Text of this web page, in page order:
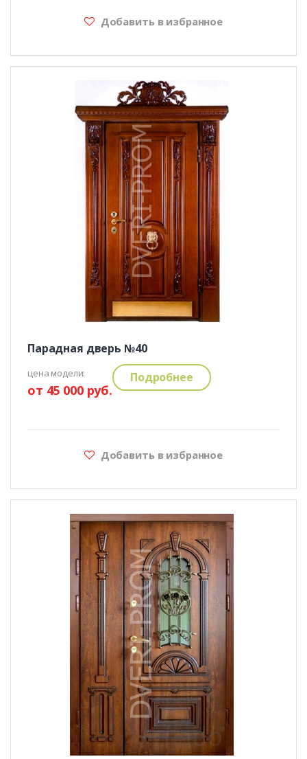
Добавить в избранное
Парадная дверь №40
цена модели:
от 45 000 руб.
Подробнее
Добавить в избранное